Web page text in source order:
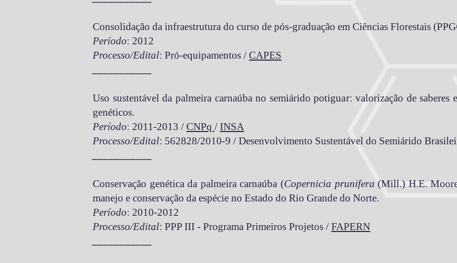
Consolidação da infraestrutura do curso de pós-graduação em Ciências Florestais
Período: 2012
Processo/Edital: Pró-equipamentos / CAPES
Uso sustentável da palmeira carnaúba no semiárido potiguar: valorização de saberes
genéticos.
Período: 2011-2013 / CNPq / INSA
Processo/Edital: 562828/2010-9 / Desenvolvimento Sustentável do Semiárido
Conservação genética da palmeira carnaúba (Copernicia prunifera (Mill.) H.E.
manejo e conservação da espécie no Estado do Rio Grande do Norte.
Período: 2010-2012
Processo/Edital: PPP III - Programa Primeiros Projetos / FAPERN